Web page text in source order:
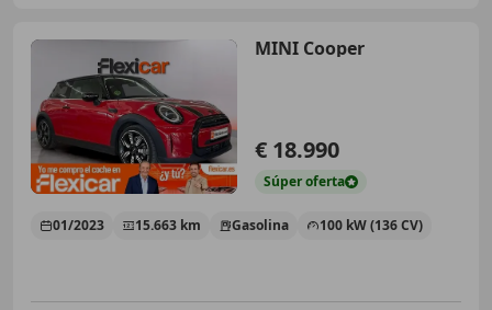
MINI Cooper
€ 18.990
Súperoferta
01/2023 15.663 km Gasolina 100 kW (136 CV)